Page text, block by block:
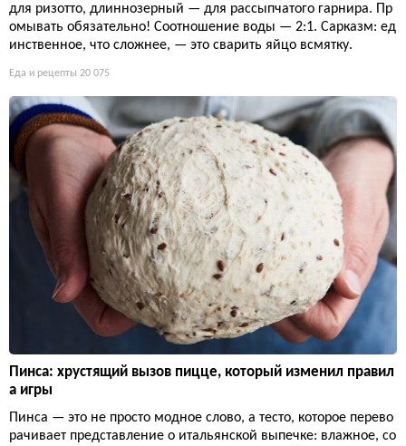
для ризотто, длиннозерный — для рассыпчатого гарнира. Пр
омывать обязательно! Соотношение воды — 2:1. Сарказм: ед
инственное, что сложнее, — это сварить яйцо всмятку.
Еда и рецепты 20 075
Пинса: хрустящий вызов пицце, который изменил правил
а игры
Пинса — это не просто модное слово, а тесто, которое перево
рачивает представление о итальянской выпечке: влажное, со